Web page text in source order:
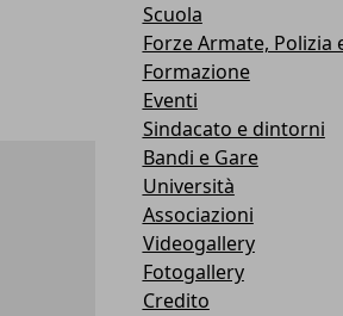
Scuola
Forze Armate, Polizia
Formazione
Eventi
Sindacato e dintorni
Bandi e Gare
Università
Associazioni
Videogallery
Fotogallery
Credito